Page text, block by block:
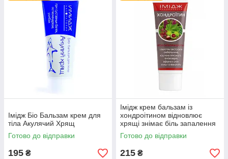
Імідж Біо Бальзам крем для
тіла Акулячий Хрящ
Готово до відправки
195 ₴
Імідж крем бальзам із
хондроітином відновлює
хрящі знімає біль запалення
суглобів та м'язів
Готово до відправки
215 ₴